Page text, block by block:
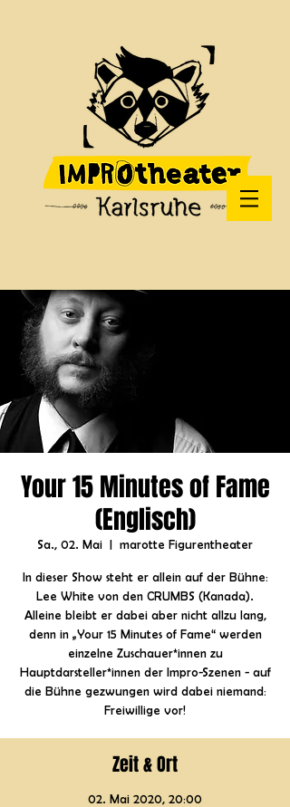
Your 15 Minutes of Fame
(Englisch)
Sa., 02. Mai marotte Figurentheater
In dieser Show steht er allein auf der Bühne:
Lee White von den CRUMBS (Kanada).
Alleine bleibt er dabei aber nicht allzu lang,
denn in „Your 15 Minutes of Fame“ werden
einzelne Zuschauer*innen zu
Hauptdarsteller*innen der Impro-Szenen - auf
die Bühne gezwungen wird dabei niemand:
Freiwillige vor!
Zeit & Ort
02. Mai 2020, 20:00